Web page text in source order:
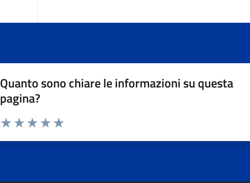
Quanto sono chiare le informazioni su questa
pagina?